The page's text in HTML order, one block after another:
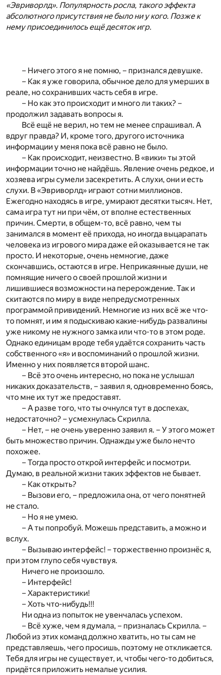
«Эвриворлд». Популярность росла, такого эффекта
абсолютного присутствия не было ни у кого. Позже к
нему присоединилось ещё десяток игр.
– Ничего этого я не помню, – признался девушке.
– Как я уже говорила, обычное дело для умерших в
реале, но сохранивших часть себя в игре.
– Но как это происходит и много ли таких? –
продолжил задавать вопросы я.
Всё ещё не верил, но тем не менее спрашивал. А
вдруг правда? И, кроме того, другого источника
информации у меня пока всё равно не было.
– Как происходит, неизвестно. В «вики» ты этой
информации точно не найдёшь. Явление очень редкое, и
хозяева игры сумели засекретить. А слухи, они и есть
слухи. В «Эвриворлд» играют сотни миллионов.
Ежегодно находясь в игре, умирают десятки тысяч. Нет,
сама игра тут ни при чём, от вполне естественных
причин. Смерти, в общем-то, всё равно, чем ты
занимался в момент её прихода, но иногда выцарапать
человека из игрового мира даже ей оказывается не так
просто. И некоторые, очень немногие, даже
скончавшись, остаются в игре. Неприкаянные души, не
помнящие ничего о своей прошлой жизни и
лишившиеся возможности на перерождение. Так и
скитаются по миру в виде непредусмотренных
программой привидений. Немногие из них всё же что-
то помнят, и им я подыскиваю какие-нибудь развалины
уже никому не нужного замка или что-то в этом роде.
Однако единицам вроде тебя удаётся сохранить часть
собственного «я» и воспоминаний о прошлой жизни.
Именно у них появляется второй шанс.
– Всё это очень интересно, но пока не услышал
никаких доказательств, – заявил я, одновременно боясь,
что мне их тут же предоставят.
– А разве того, что ты очнулся тут в доспехах,
недостаточно? – усмехнулась Скрилла.
– Нет, – не очень уверенно заявил я. – У этого может
быть множество причин. Однажды уже было нечто
похожее.
– Тогда просто открой интерфейс и посмотри.
Думаю, в реальной жизни таких эффектов не бывает.
– Как открыть?
– Вызови его, – предложила она, от чего понятней
не стало.
– Но я не умею.
– А ты попробуй. Можешь представить, а можно и
вслух.
– Вызываю интерфейс! – торжественно произнёс я,
при этом глупо себя чувствуя.
Ничего не произошло.
– Интерфейс!
– Характеристики!
– Хоть что-нибудь!!!
Ни одна из попыток не увенчалась успехом.
– Всё хуже, чем я думала, – призналась Скрилла. –
Любой из этих команд должно хватить, но ты сам не
представляешь, чего просишь, поэтому не откликается.
Тебя для игры не существует, и, чтобы чего-то добиться,
придётся приложить немалые усилия.